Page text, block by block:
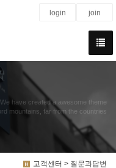
login join
We have created a awesome theme
mountains, far from the countries
고객센터 > 질문과답변